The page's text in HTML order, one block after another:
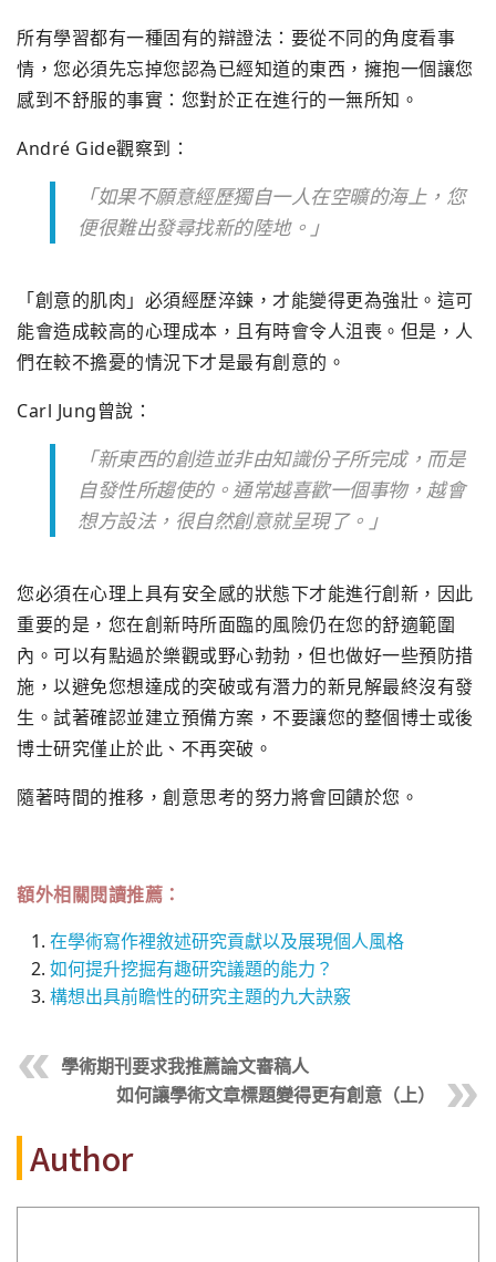
所有學習都有一種固有的辯證法：要從不同的角度看事
情，您必須先忘掉您認為已經知道的東西，擁抱一個讓您
感到不舒服的事實：您對於正在進行的一無所知。
André Gide觀察到：
「如果不願意經歷獨自一人在空曠的海上，您
便很難出發尋找新的陸地。」
「創意的肌肉」必須經歷淬鍊，才能變得更為強壯。這可
能會造成較高的心理成本，且有時會令人沮喪。但是，人
們在較不擔憂的情況下才是最有創意的。
Carl Jung曾說：
「新東西的創造並非由知識份子所完成，而是
自發性所趨使的。通常越喜歡一個事物，越會
想方設法，很自然創意就呈現了。」
您必須在心理上具有安全感的狀態下才能進行創新，因此
重要的是，您在創新時所面臨的風險仍在您的舒適範圍
內。可以有點過於樂觀或野心勃勃，但也做好一些預防措
施，以避免您想達成的突破或有潛力的新見解最終沒有發
生。試著確認並建立預備方案，不要讓您的整個博士或後
博士研究僅止於此、不再突破。
隨著時間的推移，創意思考的努力將會回饋於您。
額外相關閱讀推薦：
在學術寫作裡敘述研究貢獻以及展現個人風格
如何提升挖掘有趣研究議題的能力？
構想出具前瞻性的研究主題的九大訣竅
學術期刊要求我推薦論文審稿人
如何讓學術文章標題變得更有創意（上）
Author